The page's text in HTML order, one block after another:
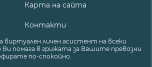
Карта на сайта
Контакти
виртуален личен асистент на всеки
помага в грижата за Вашите превозни
по-спокойно.